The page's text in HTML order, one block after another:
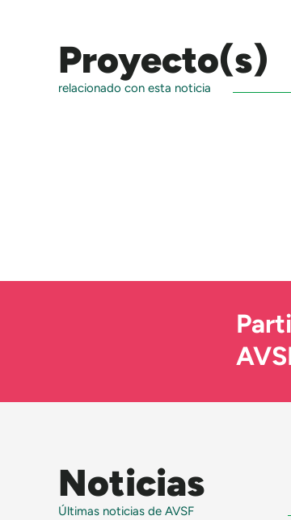
Proyecto(s)
relacionado con esta noticia
Noticias
Últimas noticias de AVSF